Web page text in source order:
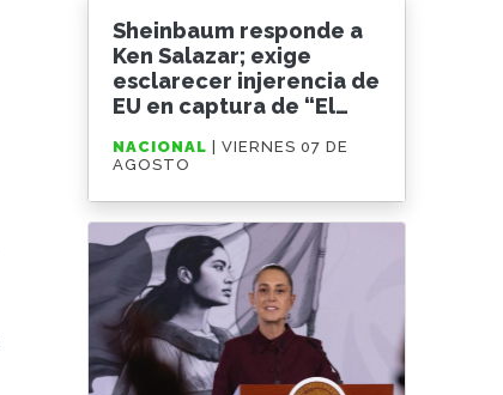
Sheinbaum responde a
Ken Salazar; exige
esclarecer injerencia de
EU en captura de “El
NACIONAL
| VIERNES 07 DE
AGOSTO